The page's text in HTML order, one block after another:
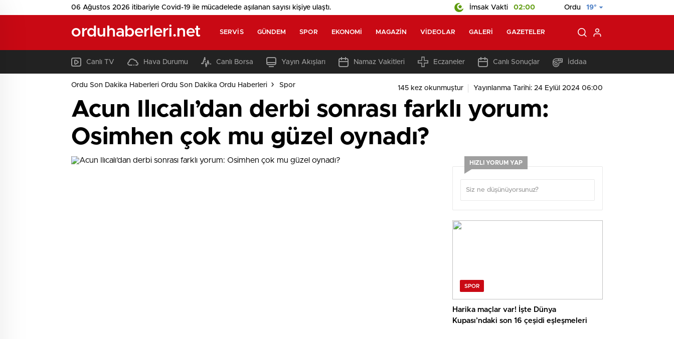
06 Ağustos 2026 itibariyle Covid-19 ile mücadelede aşılanan sayısı kişiye ulaştı. İmsak Vakti 02:00 Ordu 19°
orduhaberleri.net SERVIS GÜNDEM SPOR EKONOMI MAGAZIN VIDEOLAR GALERI GAZETELER
Canlı TV Hava Durumu Canlı Borsa Yayın Akışları Namaz Vakitleri Eczaneler Canlı Sonuçlar İddaa
Ordu Son Dakika Haberleri Ordu Son Dakika Ordu Haberleri Spor 145 kez okunmuştur Yayınlanma Tarihi: 24 Eylül 2024 06:00
Acun Ilıcalı’dan derbi sonrası farklı yorum:
Osimhen çok mu güzel oynadı?
HIZLI YORUM YAP
SPOR
Harika maçlar var! İşte Dünya
Kupası’ndaki son 16 çeşidi eşleşmeleri